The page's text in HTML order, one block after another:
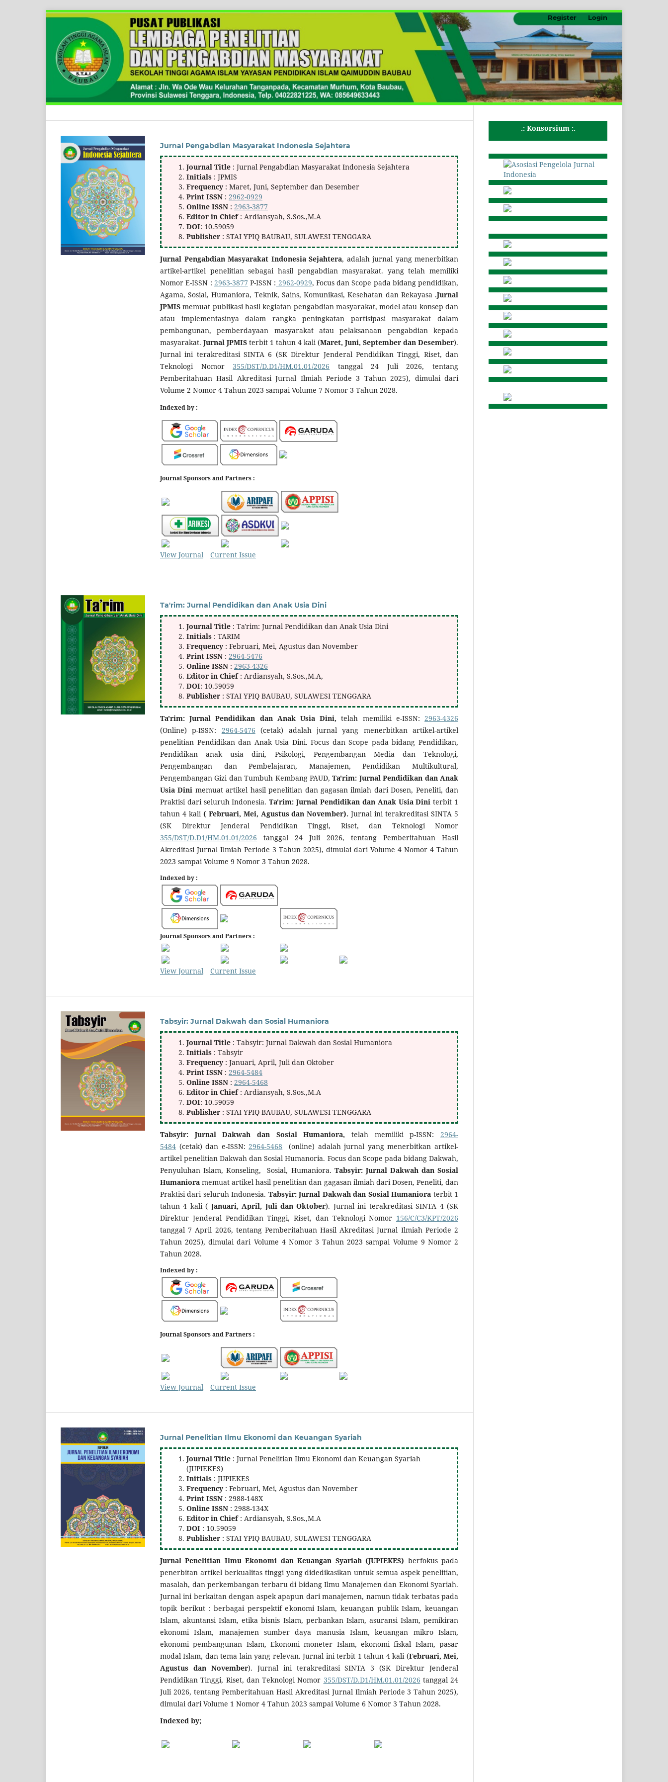
Register Login
Jurnal Pengabdian Masyarakat Indonesia Sejahtera
Journal Title : Jurnal Pengabdian Masyarakat Indonesia Sejahtera
Initials : JPMIS
Frequency : Maret, Juni, September dan Desember
Print ISSN : 2962-0929
Online ISSN : 2963-3877
Editor in Chief : Ardiansyah, S.Sos.,M.A
DOI: 10.59059
Publisher : STAI YPIQ BAUBAU, SULAWESI TENGGARA
Jurnal Pengabdian Masyarakat Indonesia Sejahtera, adalah jurnal yang menerbitkan
artikel-artikel penelitian sebagai hasil pengabdian masyarakat. yang telah memiliki
Nomor E-ISSN : 2963-3877 P-ISSN : 2962-0929, Focus dan Scope pada bidang pendidikan,
Agama, Sosial, Humaniora, Teknik, Sains, Komunikasi, Kesehatan dan Rekayasa .Jurnal
JPMISmemuat publikasi hasil kegiatan pengabdian masyarakat, model atau konsep dan
atau implementasinya dalam rangka peningkatan partisipasi masyarakat dalam
pembangunan, pemberdayaan masyarakat atau pelaksanaan pengabdian kepada
masyarakat. Jurnal JPMIS terbit 1 tahun 4 kali (Maret, Juni, September dan Desember).
Jurnal ini terakreditasi SINTA 6 (SK Direktur Jenderal Pendidikan Tinggi, Riset, dan
Teknologi Nomor 355/DST/D.D1/HM.01.01/2026 tanggal 24 Juli 2026, tentang
Pemberitahuan Hasil Akreditasi Jurnal Ilmiah Periode 3 Tahun 2025), dimulai dari
Volume 2 Nomor 4 Tahun 2023 sampai Volume 7 Nomor 3 Tahun 2028.
Indexed by :
Journal Sponsors and Partners :
View Journal Current Issue
Ta'rim: Jurnal Pendidikan dan Anak Usia Dini
Journal Title : Ta'rim: Jurnal Pendidikan dan Anak Usia Dini
Initials : TARIM
Frequency : Februari, Mei, Agustus dan November
Print ISSN : 2964-5476
Online ISSN : 2963-4326
Editor in Chief : Ardiansyah, S.Sos.,M.A,
DOI: 10.59059
Publisher : STAI YPIQ BAUBAU, SULAWESI TENGGARA
Ta'rim: Jurnal Pendidikan dan Anak Usia Dini, telah memiliki e-ISSN:2963-4326
(Online) p-ISSN: 2964-5476 (cetak) adalah jurnal yang menerbitkan artikel-artikel
penelitian Pendidikan dan Anak Usia Dini. Focus dan Scope pada bidang Pendidikan,
Pendidikan anak usia dini, Psikologi, Pengembangan Media dan Teknologi,
Pengembangan dan Pembelajaran, Manajemen, Pendidikan Multikultural,
Pengembangan Gizi dan Tumbuh Kembang PAUD,Ta'rim: Jurnal Pendidikan dan Anak
Usia Dini memuat artikel hasil penelitian dan gagasan ilmiah dari Dosen, Peneliti, dan
Praktisi dari seluruh Indonesia.Ta'rim: Jurnal Pendidikan dan Anak Usia Dini terbit 1
tahun 4 kali ( Februari, Mei, Agustus dan November).Jurnal ini terakreditasi SINTA 5
(SK Direktur Jenderal Pendidikan Tinggi, Riset, dan Teknologi Nomor
355/DST/D.D1/HM.01.01/2026 tanggal 24 Juli 2026, tentang Pemberitahuan Hasil
Akreditasi Jurnal Ilmiah Periode 3 Tahun 2025), dimulai dari Volume 4 Nomor 4 Tahun
2023 sampai Volume 9 Nomor 3 Tahun 2028.
Indexed by :
Journal Sponsors and Partners :
View Journal Current Issue
Tabsyir: Jurnal Dakwah dan Sosial Humaniora
Journal Title : Tabsyir: Jurnal Dakwah dan Sosial Humaniora
Initials : Tabsyir
Frequency : Januari, April, Juli dan Oktober
Print ISSN : 2964-5484
Online ISSN : 2964-5468
Editor in Chief : Ardiansyah, S.Sos.,M.A
DOI: 10.59059
Publisher : STAI YPIQ BAUBAU, SULAWESI TENGGARA
Tabsyir: Jurnal Dakwah dan Sosial Humaniora, telah memiliki p-ISSN:2964-
5484 (cetak) dan e-ISSN:2964-5468 (online) adalah jurnal yang menerbitkan artikel-
artikel penelitian Dakwah dan Sosial Humanoria. Focus dan Scope pada bidang Dakwah,
Penyuluhan Islam, Konseling, Sosial, Humaniora. Tabsyir: Jurnal Dakwah dan Sosial
Humanioramemuat artikel hasil penelitian dan gagasan ilmiah dari Dosen, Peneliti, dan
Praktisi dari seluruh Indonesia. Tabsyir: Jurnal Dakwah dan Sosial Humaniora terbit 1
tahun 4 kali ( Januari, April, Juli dan Oktober). Jurnal ini terakreditasi SINTA 4 (SK
Direktur Jenderal Pendidikan Tinggi, Riset, dan Teknologi Nomor 156/C/C3/KPT/2026
tanggal 7 April 2026, tentang Pemberitahuan Hasil Akreditasi Jurnal Ilmiah Periode 2
Tahun 2025), dimulai dari Volume 4 Nomor 3 Tahun 2023 sampai Volume 9 Nomor 2
Tahun 2028.
Indexed by :
Journal Sponsors and Partners :
View Journal Current Issue
Jurnal Penelitian Ilmu Ekonomi dan Keuangan Syariah
Journal Title : Jurnal Penelitian Ilmu Ekonomi dan Keuangan Syariah
(JUPIEKES)
Initials : JUPIEKES
Frequency : Februari, Mei, Agustus dan November
Print ISSN : 2988-148X
Online ISSN : 2988-134X
Editor in Chief : Ardiansyah, S.Sos.,M.A
DOI : 10.59059
Publisher : STAI YPIQ BAUBAU, SULAWESI TENGGARA
Jurnal Penelitian Ilmu Ekonomi dan Keuangan Syariah (JUPIEKES) berfokus pada
penerbitan artikel berkualitas tinggi yang didedikasikan untuk semua aspek penelitian,
masalah, dan perkembangan terbaru di bidang Ilmu Manajemen dan Ekonomi Syariah.
Jurnal ini berkaitan dengan aspek apapun dari manajemen, namun tidak terbatas pada
topik berikut : berbagai perspektif ekonomi Islam, keuangan publik Islam, keuangan
Islam, akuntansi Islam, etika bisnis Islam, perbankan Islam, asuransi Islam, pemikiran
ekonomi Islam, manajemen sumber daya manusia Islam, keuangan mikro Islam,
ekonomi pembangunan Islam, Ekonomi moneter Islam, ekonomi fiskal Islam, pasar
modal Islam, dan tema lain yang relevan. Jurnal ini terbit 1 tahun 4 kali (Februari, Mei,
Agustus dan November). Jurnal ini terakreditasi SINTA 3 (SK Direktur Jenderal
Pendidikan Tinggi, Riset, dan Teknologi Nomor 355/DST/D.D1/HM.01.01/2026 tanggal 24
Juli 2026, tentang Pemberitahuan Hasil Akreditasi Jurnal Ilmiah Periode 3 Tahun 2025),
dimulai dari Volume 1 Nomor 4 Tahun 2023 sampai Volume 6 Nomor 3 Tahun 2028.
Indexed by;
.: Konsorsium :.